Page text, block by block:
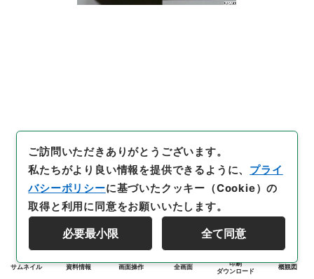
サムネイル 資料情報 画面操作 全画面
印刷
ダウンロード
概観図
ご訪問いただきありがとうございます。
私たちがより良い情報を提供できるように、 プライ
バシーポリシーに基づいたクッキー（Cookie）の
取得と利用に同意をお願いいたします。
必要最小限 全て同意